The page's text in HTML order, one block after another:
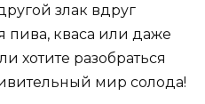
злак вдруг
пива, кваса или даже
хотите разобраться
мир солода!